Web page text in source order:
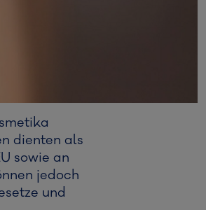
dienten als
sowie an
jedoch
und